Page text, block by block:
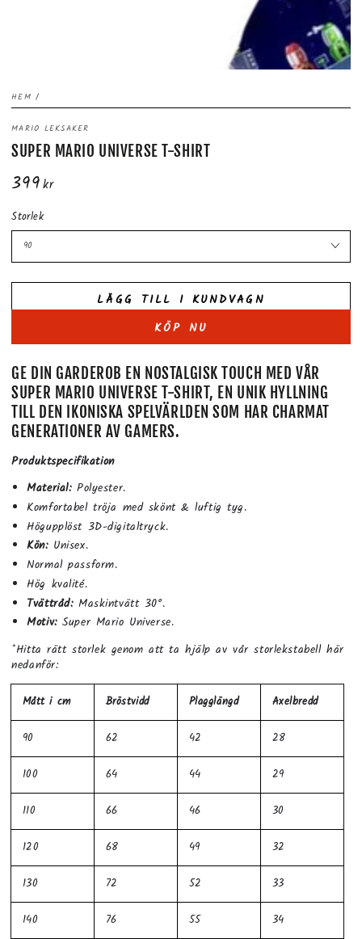
HEM /
MARIO LEKSAKER
SUPER MARIO UNIVERSE T-SHIRT
Ordinarie
399kr
Storlek
LÄGG TILL I KUNDVAGN
KÖP NU
GE DIN GARDEROB EN NOSTALGISK TOUCH MED VÅR
SUPER MARIO UNIVERSE T-SHIRT, EN UNIK HYLLNING
TILL DEN IKONISKA SPELVÄRLDEN SOM HAR CHARMAT
GENERATIONER AV GAMERS.
Produktspecifikation
Material: Polyester.
Komfortabel tröja med skönt & luftig tyg.
Högupplöst 3D-digitaltryck.
Kön:Unisex.
Normal passform.
Hög kvalité.
Tvättråd:Maskintvätt 30°.
Motiv:Super Mario Universe.
*Hitta rätt storlek genom att ta hjälp av vår storlekstabell här
nedanför:
Mått i cm Bröstvidd Plagglängd Axelbredd
90 62 42 28
100 64 44 29
110 66 46 30
120 68 49 32
130 72 52 33
140 76 55 34